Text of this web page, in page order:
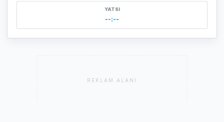
YATSI
--:--
REKLAM ALANI